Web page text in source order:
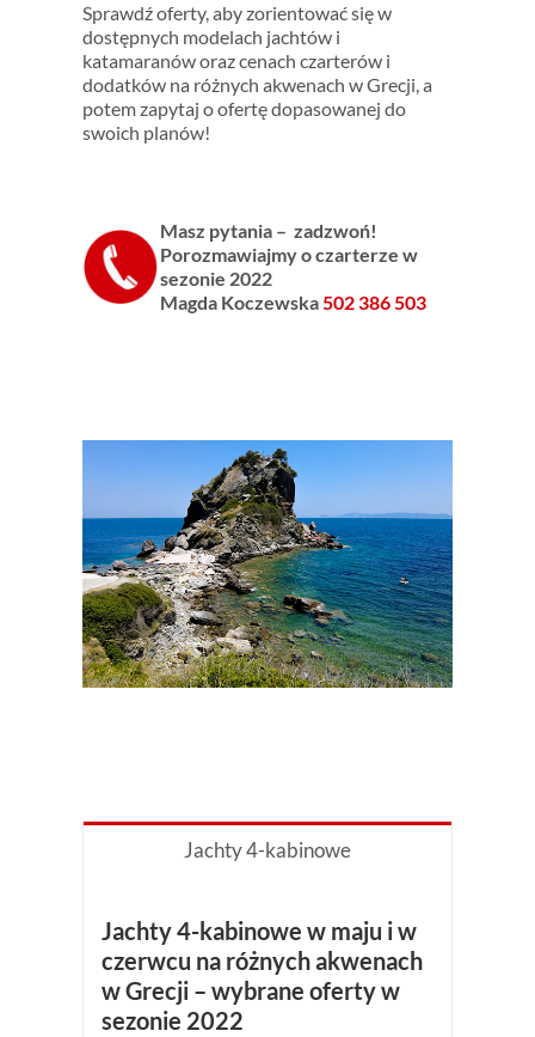
Sprawdź oferty, aby zorientować się w
dostępnych modelach jachtów i
katamaranów oraz cenach czarterów i
dodatków na różnych akwenach w Grecji, a
potem zapytaj o ofertę dopasowanej do
swoich planów!
Masz pytania – zadzwoń!
Porozmawiajmy o czarterze w
sezonie 2022
Magda Koczewska502 386 503
Jachty 4-kabinowe
Jachty 4-kabinowe w maju i w
czerwcu na różnych akwenach
w Grecji – wybrane oferty w
sezonie 2022